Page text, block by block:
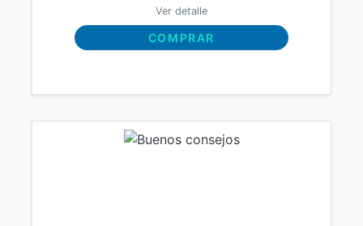
Ver detalle
COMPRAR